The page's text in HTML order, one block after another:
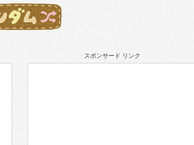
スポンサード リンク